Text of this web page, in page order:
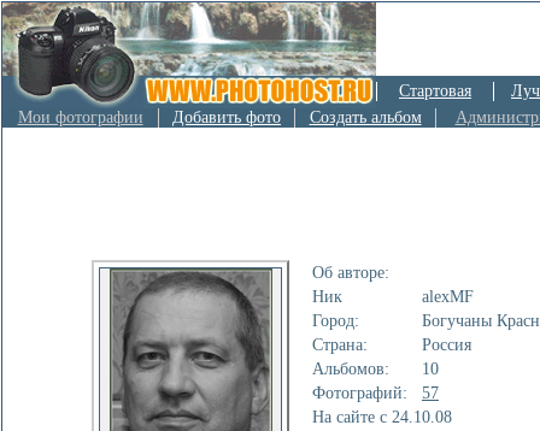
Стартовая
Мои фотографии
Добавить фото Создать альбом
Об авторе:
Ник
alexMF
Город:
Богучаны
Страна:
Россия
Альбомов:
10
Фотографий:
57
На сайте с 24.10.08